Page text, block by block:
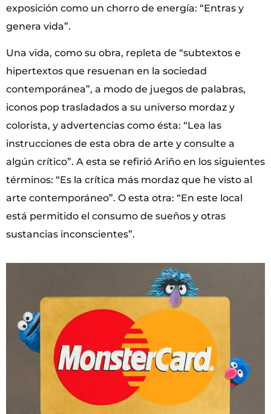
exposición como un chorro de energía: “Entras y
genera vida”.
Una vida, como su obra, repleta de “subtextos e
hipertextos que resuenan en la sociedad
contemporánea”, a modo de juegos de palabras,
iconos pop trasladados a su universo mordaz y
colorista, y advertencias como ésta: “Lea las
instrucciones de esta obra de arte y consulte a
algún crítico”. A esta se refirió Ariño en los siguientes
términos: “Es la crítica más mordaz que he visto al
arte contemporáneo”. O esta otra: “En este local
está permitido el consumo de sueños y otras
sustancias inconscientes”.